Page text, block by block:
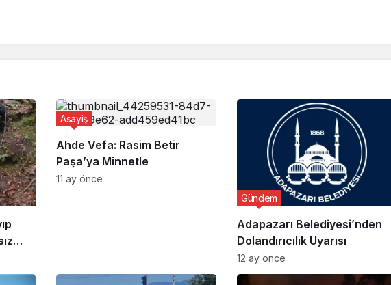
Ahde Vefa: Rasim Betir
Paşa’ya Minnetle
Asayiş
11 ay önce
Adapazarı Belediyesi’nden
Dolandırıcılık Uyarısı
Gündem
12 ay önce